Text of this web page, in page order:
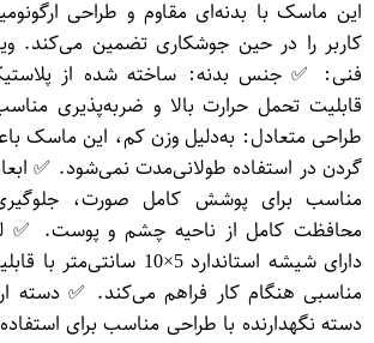
این ماسک با بدنه‌ای مقاوم و طراحی
کاربر را در حین جوشکاری تضمین می‌کند.
قابلیت تحمل حرارت بالا و ضربه‌پذیری
طراحی متعادل: به‌دلیل وزن کم، این
گردن در استفاده طولانی‌مدت نمی‌شود. ✅
مناسب برای پوشش کامل صورت،
محافظت کامل از ناحیه چشم و پوست. ✅
دارای شیشه استاندارد 5×10
مناسبی هنگام کار فراهم می‌کند. ✅ دسته
دسته نگهدارنده با طراحی مناسب برای